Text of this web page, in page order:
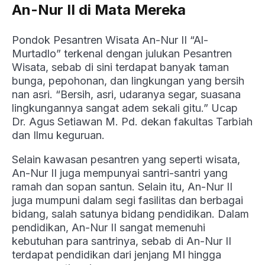
An-Nur II di Mata Mereka
Pondok Pesantren Wisata An-Nur II “Al-
Murtadlo” terkenal dengan julukan Pesantren
Wisata, sebab di sini terdapat banyak taman
bunga, pepohonan, dan lingkungan yang bersih
nan asri. “Bersih, asri, udaranya segar, suasana
lingkungannya sangat adem sekali gitu.” Ucap
Dr. Agus Setiawan M. Pd. dekan fakultas Tarbiah
dan Ilmu keguruan.
Selain kawasan pesantren yang seperti wisata,
An-Nur II juga mempunyai santri-santri yang
ramah dan sopan santun. Selain itu, An-Nur II
juga mumpuni dalam segi fasilitas dan berbagai
bidang, salah satunya bidang pendidikan. Dalam
pendidikan, An-Nur II sangat memenuhi
kebutuhan para santrinya, sebab di An-Nur II
terdapat pendidikan dari jenjang MI hingga